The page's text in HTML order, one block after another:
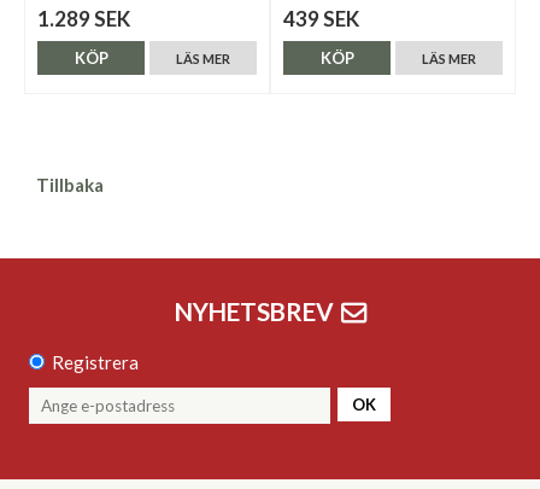
1.289 SEK
LÄS MER
KÖP
439 SEK
LÄS MER
KÖP
Tillbaka
NYHETSBREV
Registrera
OK